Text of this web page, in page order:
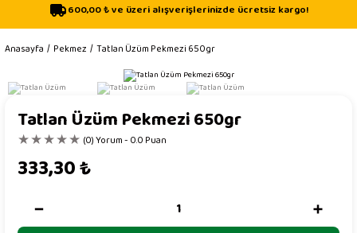
Helva
600,00 ₺ ve üzeri alışverişlerinizde ücretsiz kargo!
Anasayfa Pekmez Tatlan Üzüm Pekmezi 650gr
Tatlan Üzüm Pekmezi 650gr
(0) Yorum - 0.0 Puan
333,30₺